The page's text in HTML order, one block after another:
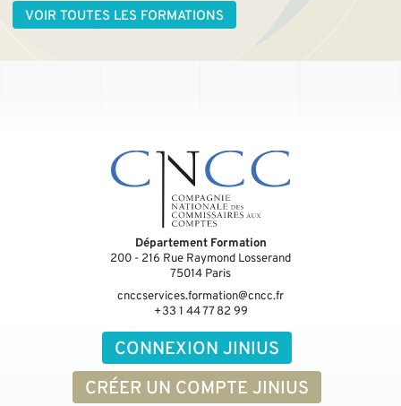
VOIR TOUTES LES FORMATIONS
CONNEXION JINIUS
CRÉER UN COMPTE JINIUS
Département Formation
200 - 216 Rue Raymond Losserand
75014 Paris
cnccservices.formation@cncc.fr
+33 1 44 77 82 99